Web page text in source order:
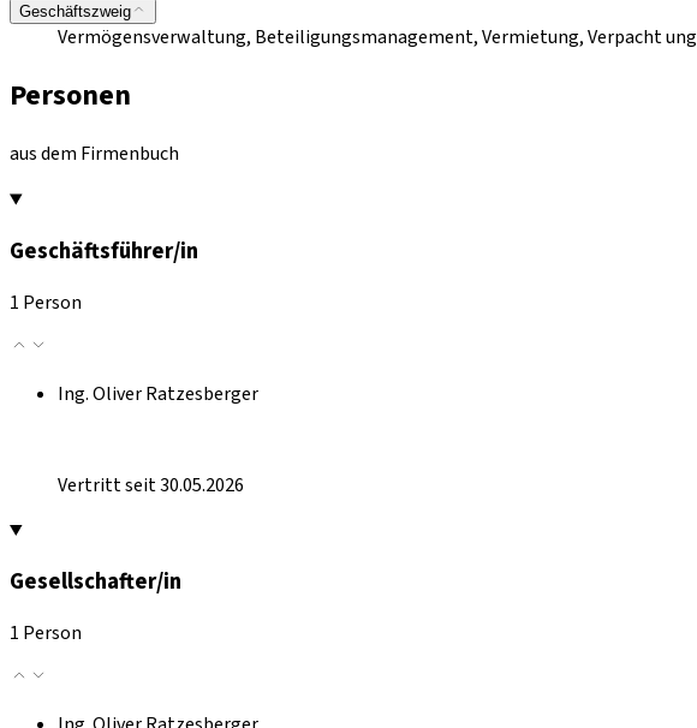
Geschäftszweig
Vermögensverwaltung, Beteiligungsmanagement, Vermietung, Verpacht ung
Personen
aus dem Firmenbuch
Geschäftsführer/in
1 Person
Ing. Oliver Ratzesberger
Vertritt seit 30.05.2026
Gesellschafter/in
1 Person